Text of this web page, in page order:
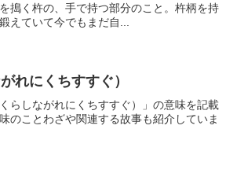
搗く杵の、手で持つ部分のこと。杵柄を持
えていて今でもまだ自...
れにくちすすぐ）
らしながれにくちすすぐ）」の意味を記載
のことわざや関連する故事も紹介していま